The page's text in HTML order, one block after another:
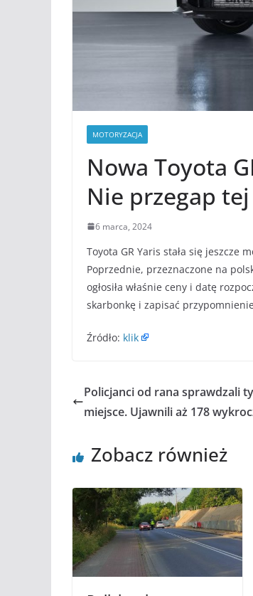
MOTORYZACJA
Nowa Toyota
Nie przegap
6 marca, 2024
Toyota GR Yaris stała się jeszcze
Poprzednie, przeznaczone na
ogłosiła właśnie ceny i datę
skarbonkę i zapisać
Źródło: klik
Policjanci od rana sprawdzali
miejsce. Ujawnili aż 178
Zobacz również